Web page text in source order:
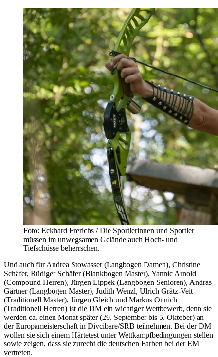
Foto: Eckhard Frerichs / Die Sportlerinnen und Sportler
müssen im unwegsamen Gelände auch Hoch- und
Tiefschüsse beherrschen.
Und auch für Andrea Stowasser (Langbogen Damen), Christine
Schäfer, Rüdiger Schäfer (Blankbogen Master), Yannic Arnold
(Compound Herren), Jürgen Lippek (Langbogen Senioren), Andras
Gärtner (Langbogen Master), Judith Wenzl, Ulrich Grätz-Veit
(Traditionell Master), Jürgen Gleich und Markus Onnich
(Traditionell Herren) ist die DM ein wichtiger Wettbewerb, denn sie
werden ca. einen Monat später (29. September bis 5. Oktober) an
der Europameisterschaft in Divcibare/SRB teilnehmen. Bei der DM
wollen sie sich einem Härtetest unter Wettkampfbedingungen stellen
sowie zeigen, dass sie zurecht die deutschen Farben bei der EM
vertreten.